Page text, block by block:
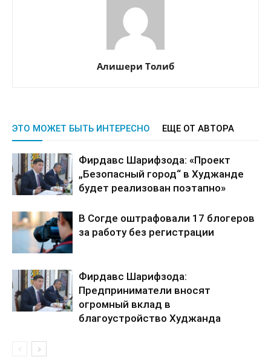
Алишери Толиб
ЭТО МОЖЕТ БЫТЬ ИНТЕРЕСНО ЕЩЕ ОТ АВТОРА
Фирдавс Шарифзода: «Проект
„Безопасный город“ в Худжанде
будет реализован поэтапно»
В Согде оштрафовали 17 блогеров
за работу без регистрации
Фирдавс Шарифзода:
Предприниматели вносят
огромный вклад в
благоустройство Худжанда